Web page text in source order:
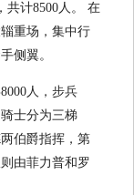
共计8500人。 在
重场，集中行
侧翼。
人，步兵
士分为三梯
伯爵指挥，第
由菲力普和罗